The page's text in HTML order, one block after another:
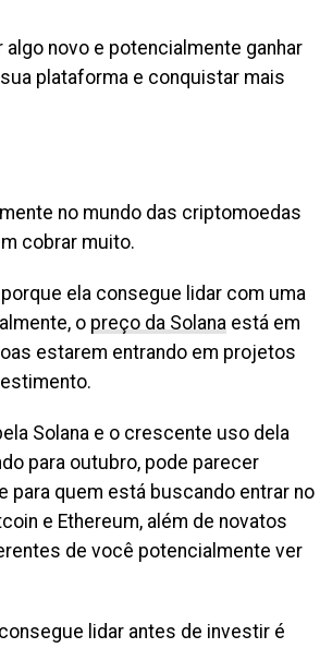
novo e potencialmente ganhar
plataforma e conquistar mais
no mundo das criptomoedas
cobrar muito.
ela consegue lidar com uma
o preço da Solana está em
estarem entrando em projetos
Solana e o crescente uso dela
para outubro, pode parecer
para quem está buscando entrar no
e Ethereum, além de novatos
de você potencialmente ver
lidar antes de investir é